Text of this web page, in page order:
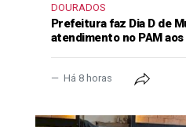
DOURADOS
Prefeitura faz Dia D de
atendimento no PAM
Há 8 horas